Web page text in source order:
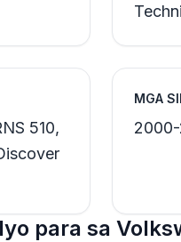
510,
MGA
para sa